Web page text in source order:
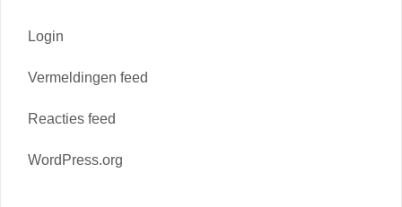
Login
Vermeldingen feed
Reacties feed
WordPress.org